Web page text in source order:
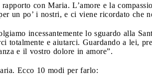
con Maria. L’amore e la
un po’ i nostri, e ci viene ricordato che
incessantemente lo sguardo alla
totalmente e aiutarci. Guardando a lei,
e il vostro dolore in amore”.
Ecco 10 modi per farlo: